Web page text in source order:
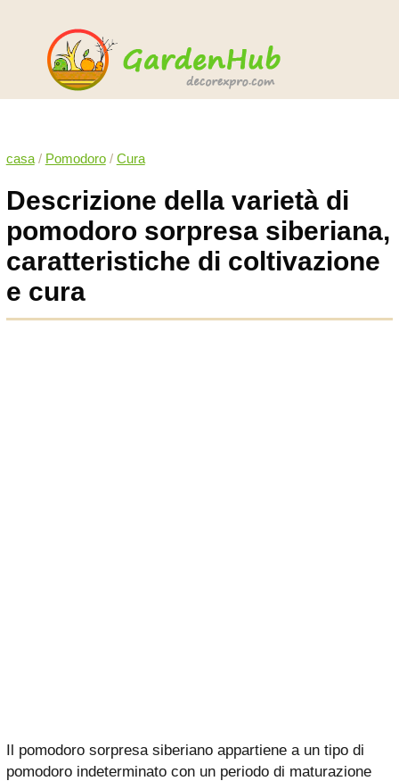
casa/ Pomodoro/ Cura
Descrizione della varietà di
pomodoro sorpresa siberiana,
caratteristiche di coltivazione
e cura
Il pomodoro sorpresa siberiano appartiene a un tipo di
pomodoro indeterminato con un periodo di maturazione